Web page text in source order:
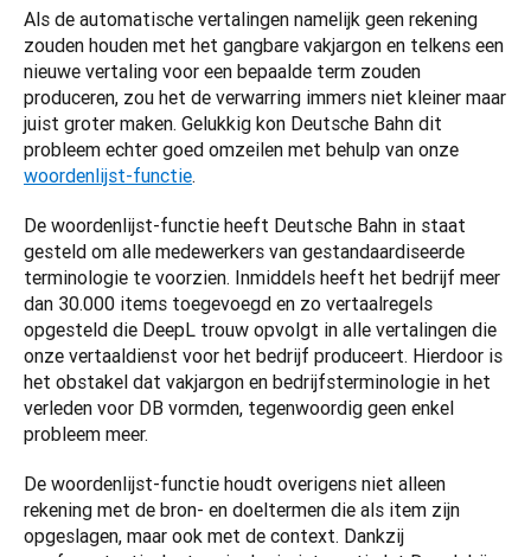
Als de automatische vertalingen namelijk geen rekening
zouden houden met het gangbare vakjargon en telkens een
nieuwe vertaling voor een bepaalde term zouden
produceren, zou het de verwarring immers niet kleiner maar
juist groter maken. Gelukkig kon Deutsche Bahn dit
woordenlijst-functie.
De woordenlijst-functie heeft Deutsche Bahn in staat
gesteld om alle medewerkers van gestandaardiseerde
terminologie te voorzien. Inmiddels heeft het bedrijf meer
dan 30.000 items toegevoegd en zo vertaalregels
opgesteld die DeepL trouw opvolgt in alle vertalingen die
onze vertaaldienst voor het bedrijf produceert. Hierdoor is
het obstakel dat vakjargon en bedrijfsterminologie in het
verleden voor DB vormden, tegenwoordig geen enkel
probleem meer.
De woordenlijst-functie houdt overigens niet alleen
rekening met de bron- en doeltermen die als item zijn
opgeslagen, maar ook met de context. Dankzij